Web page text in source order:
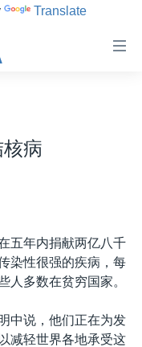
Translate
病
五年内捐献两亿八千
染性很强的疾病，每
人多数在贫穷国家。
中说，他们正在为发
减轻世界各地承受这